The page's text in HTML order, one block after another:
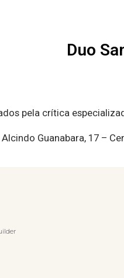
Duo
pela crítica
Guanabara, 17 –